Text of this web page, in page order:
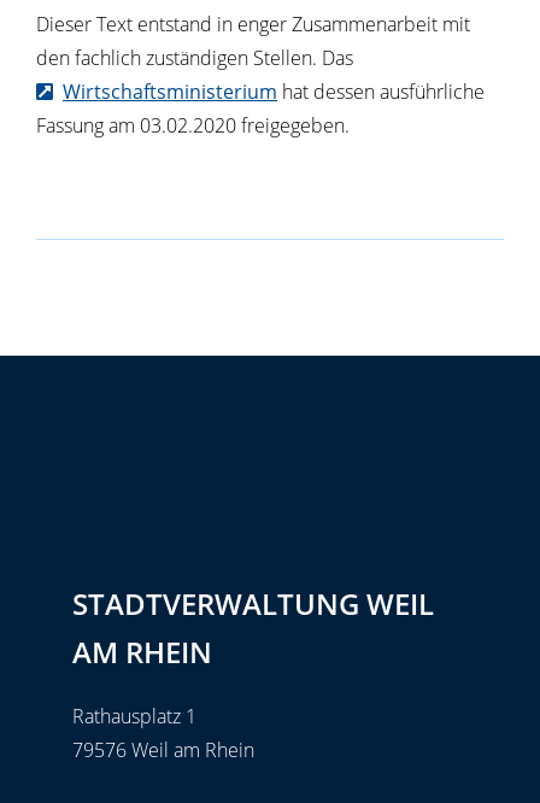
Dieser Text entstand in enger Zusammenarbeit mit
den fachlich zuständigen Stellen. Das
Wirtschaftsministerium hat dessen ausführliche
Fassung am 03.02.2020 freigegeben.
STADTVERWALTUNG WEIL
AM RHEIN
Rathausplatz 1
79576 Weil am Rhein